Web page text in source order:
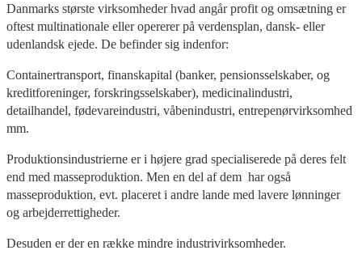
Danmarks største virksomheder hvad angår profit og omsætning er
oftest multinationale eller opererer på verdensplan, dansk- eller
udenlandsk ejede. De befinder sig indenfor:
Containertransport, finanskapital (banker, pensionsselskaber, og
kreditforeninger, forskringsselskaber), medicinalindustri,
detailhandel, fødevareindustri, våbenindustri, entrepenørvirksomhed
mm.
Produktionsindustrierne er i højere grad specialiserede på deres felt
end med masseproduktion. Men en del af dem har også
masseproduktion, evt. placeret i andre lande med lavere lønninger
og arbejderrettigheder.
Desuden er der en række mindre industrivirksomheder.